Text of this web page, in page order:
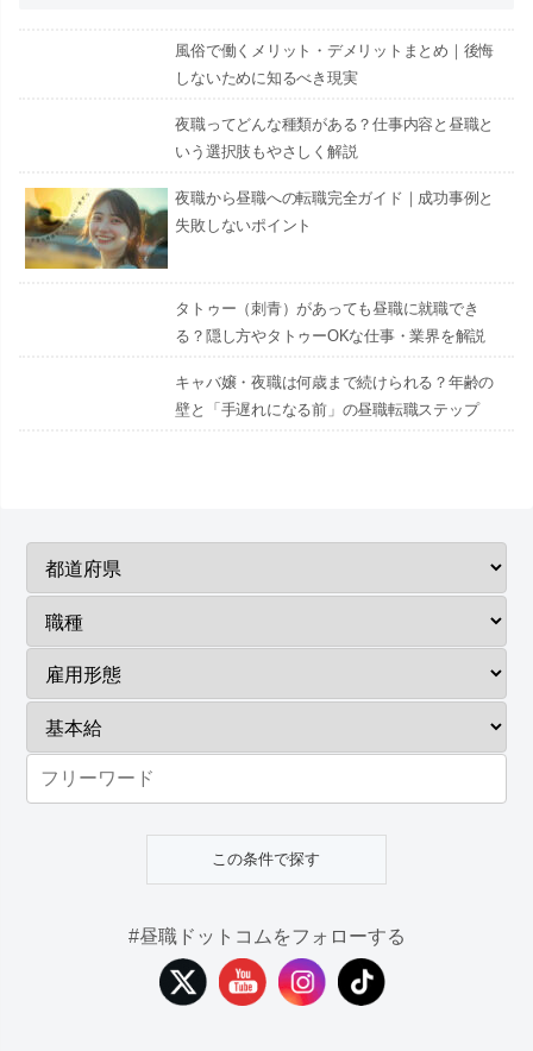
風俗で働くメリット・デメリットまとめ｜後悔
しないために知るべき現実
夜職ってどんな種類がある？仕事内容と昼職と
いう選択肢もやさしく解説
夜職から昼職への転職完全ガイド｜成功事例と
失敗しないポイント
タトゥー（刺青）があっても昼職に就職でき
る？隠し方やタトゥーOKな仕事・業界を解説
キャバ嬢・夜職は何歳まで続けられる？年齢の
壁と「手遅れになる前」の昼職転職ステップ
#昼職ドットコムをフォローする